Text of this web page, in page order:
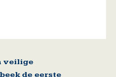
veilige
de eerste